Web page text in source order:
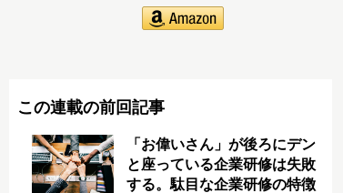
この連載の前回記事
「お偉いさん」が後ろにデン
と座っている企業研修は失敗
する。駄目な企業研修の特徴